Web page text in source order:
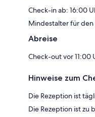
Check-in ab: 16:00
Mindestalter für den
Abreise
Check-out vor 11:00
Hinweise zum
Die Rezeption ist
Die Rezeption ist zu